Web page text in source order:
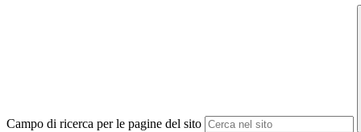
Campo di ricerca per le pagine del sito